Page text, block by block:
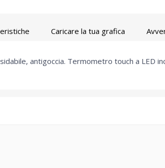
Caricare la tua grafica
antigoccia. Termometro touch a LED